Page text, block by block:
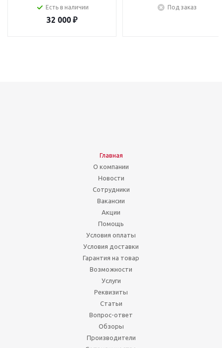
Есть в наличии
32 000 ₽
Под заказ
Главная
О компании
Новости
Сотрудники
Вакансии
Акции
Помощь
Условия оплаты
Условия доставки
Гарантия на товар
Возможности
Услуги
Реквизиты
Статьи
Вопрос-ответ
Обзоры
Производители